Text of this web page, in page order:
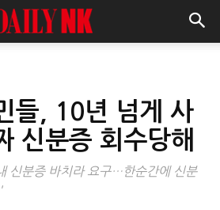
들, 10년 넘게 사
신분증 회수당해
신분증 바치라 요구…한순간에 신분